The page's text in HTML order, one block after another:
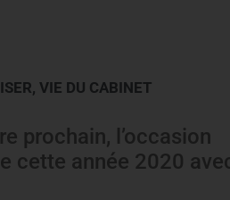
, VIE DU CABINET
prochain, l’occasion
cette année 2020